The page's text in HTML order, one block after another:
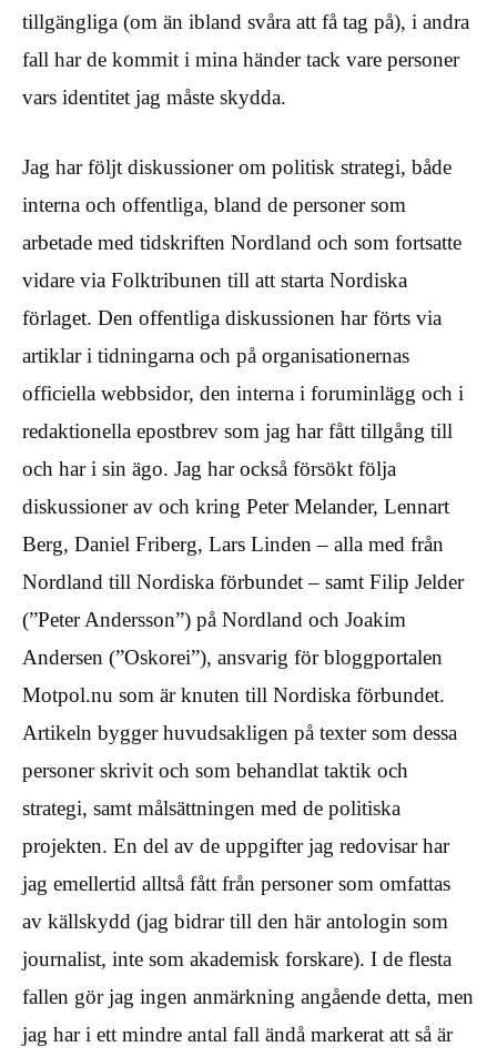
tillgängliga (om än ibland svåra att få tag på), i andra
fall har de kommit i mina händer tack vare personer
vars identitet jag måste skydda.
Jag har följt diskussioner om politisk strategi, både
interna och offentliga, bland de personer som
arbetade med tidskriften Nordland och som fortsatte
vidare via Folktribunen till att starta Nordiska
förlaget. Den offentliga diskussionen har förts via
artiklar i tidningarna och på organisationernas
officiella webbsidor, den interna i foruminlägg och i
redaktionella epostbrev som jag har fått tillgång till
och har i sin ägo. Jag har också försökt följa
diskussioner av och kring Peter Melander, Lennart
Berg, Daniel Friberg, Lars Linden – alla med från
Nordland till Nordiska förbundet – samt Filip Jelder
(”Peter Andersson”) på Nordland och Joakim
Andersen (”Oskorei”), ansvarig för bloggportalen
Motpol.nu som är knuten till Nordiska förbundet.
Artikeln bygger huvudsakligen på texter som dessa
personer skrivit och som behandlat taktik och
strategi, samt målsättningen med de politiska
projekten. En del av de uppgifter jag redovisar har
jag emellertid alltså fått från personer som omfattas
av källskydd (jag bidrar till den här antologin som
journalist, inte som akademisk forskare). I de flesta
fallen gör jag ingen anmärkning angående detta, men
jag har i ett mindre antal fall ändå markerat att så är